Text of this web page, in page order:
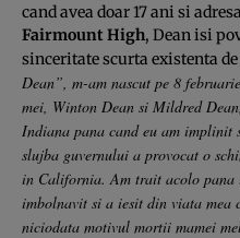
cand avea doar 17 ani si
Fairmount High, Dean isi
sinceritate scurta existenta
Dean”, m-am nascut pe 8
mei, Winton Dean si Mildred
Indiana pana cand eu am implinit
slujba guvernului a provocat o
in California. Am trait acolo
imbolnavit si a iesit din viata mea
niciodata motivul mortii mamei